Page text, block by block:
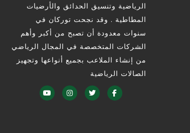
الرياضية وتنسيق الحدائق والأرضيات
المطاطية . وقد نجحت توركان في
سنوات معدودة أن تصبح من أكبر وأهم
الشركات المتخصصة في المجال الرياضي
من إنشاء الملاعب بجميع أنواعها وتجهيز
الصالات الرياضية